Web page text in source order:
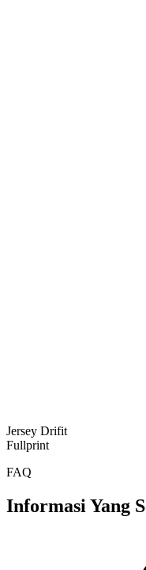
Jersey Drifit
Fullprint
FAQ
Informasi Yang